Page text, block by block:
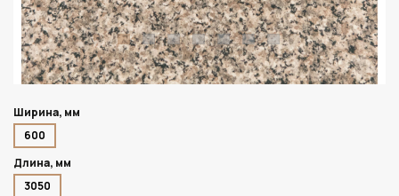
Ширина, мм
600
Длина, мм
3050